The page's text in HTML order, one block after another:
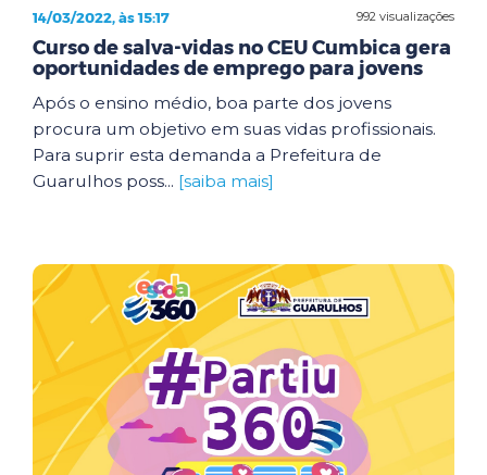
992 visualizações
14/03/2022, às 15:17
Curso de salva-vidas no CEU Cumbica gera
oportunidades de emprego para jovens
Após o ensino médio, boa parte dos jovens
procura um objetivo em suas vidas profissionais.
Para suprir esta demanda a Prefeitura de
Guarulhos poss... [saiba mais]